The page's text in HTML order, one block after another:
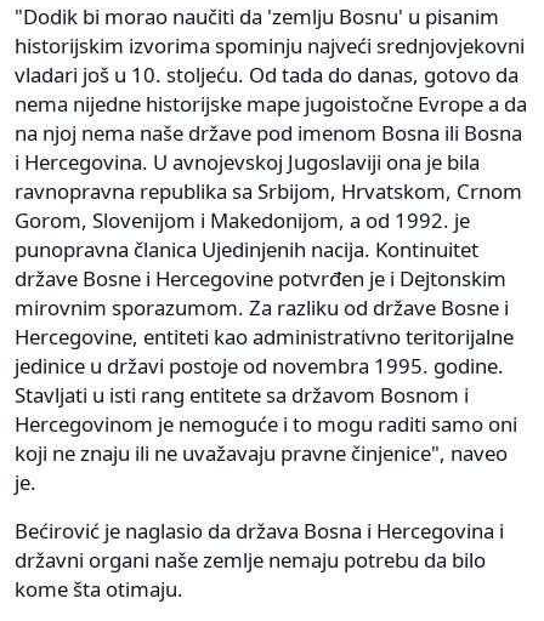
"Dodik bi morao naučiti da 'zemlju Bosnu' u pisanim
historijskim izvorima spominju najveći srednjovjekovni
vladari još u 10. stoljeću. Od tada do danas, gotovo da
nema nijedne historijske mape jugoistočne Evrope a da
na njoj nema naše države pod imenom Bosna ili Bosna
i Hercegovina. U avnojevskoj Jugoslaviji ona je bila
ravnopravna republika sa Srbijom, Hrvatskom, Crnom
Gorom, Slovenijom i Makedonijom, a od 1992. je
punopravna članica Ujedinjenih nacija. Kontinuitet
države Bosne i Hercegovine potvrđen je i Dejtonskim
mirovnim sporazumom. Za razliku od države Bosne i
Hercegovine, entiteti kao administrativno teritorijalne
jedinice u državi postoje od novembra 1995. godine.
Stavljati u isti rang entitete sa državom Bosnom i
Hercegovinom je nemoguće i to mogu raditi samo oni
koji ne znaju ili ne uvažavaju pravne činjenice", naveo
je.
Bećirović je naglasio da država Bosna i Hercegovina i
državni organi naše zemlje nemaju potrebu da bilo
kome šta otimaju.